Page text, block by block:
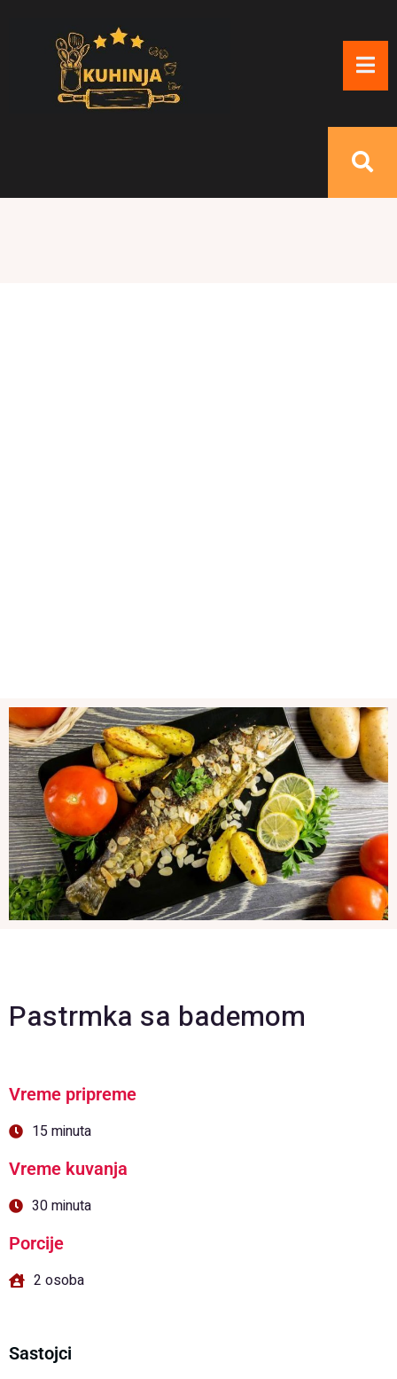
Pastrmka sa bademom
Vreme pripreme
15 minuta
Vreme kuvanja
30 minuta
Porcije
2 osoba
Sastojci